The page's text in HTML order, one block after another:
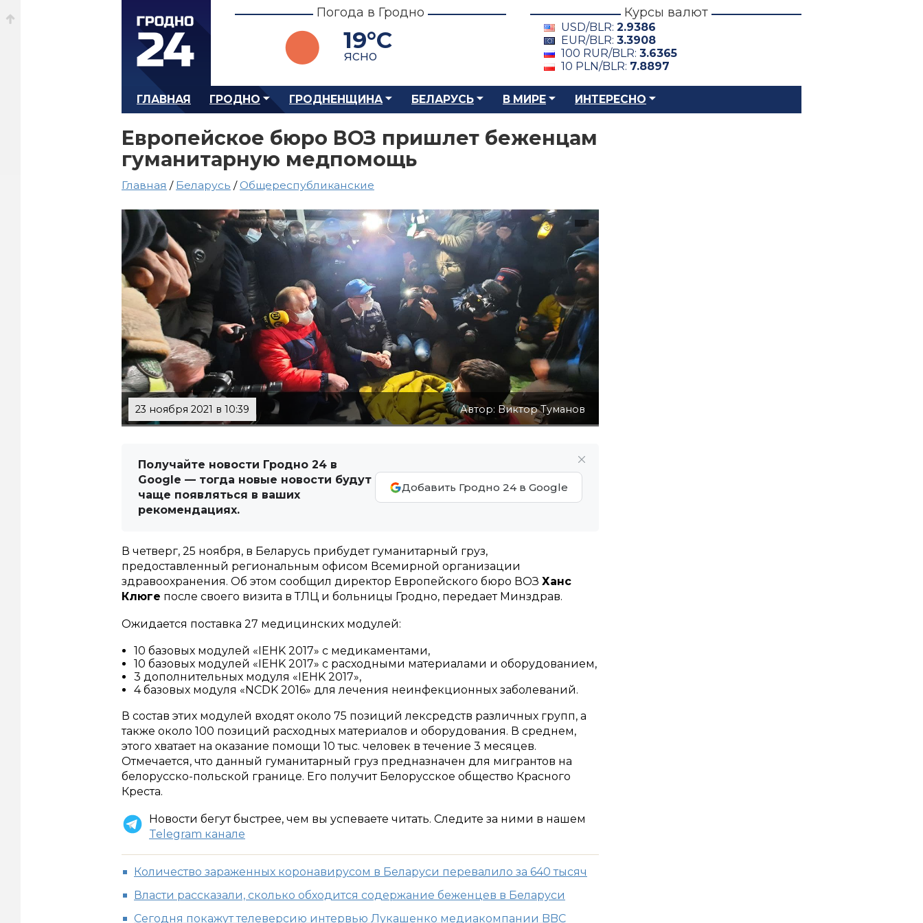
Погода в Гродно
19°C
ясно
Курсы валют
USD/BLR: 2.9386
EUR/BLR: 3.3908
100 RUR/BLR: 3.6365
10 PLN/BLR: 7.8897
ГЛАВНАЯ ГРОДНО ГРОДНЕНЩИНА БЕЛАРУСЬ В МИРЕ ИНТЕРЕСНО
Европейское бюро ВОЗ пришлет беженцам
гуманитарную медпомощь
Главная / Беларусь /Общереспубликанские
23 ноября 2021 в 10:39 Автор: Виктор Туманов
Получайте новости Гродно 24 в
Google — тогда новые новости будут
чаще появляться в ваших
рекомендациях.
Добавить Гродно 24 в Google
В четверг, 25 ноября, в Беларусь прибудет гуманитарный груз,
предоставленный региональным офисом Всемирной организации
здравоохранения. Об этом сообщил директор Европейского бюро ВОЗ Ханс
Клюге после своего визита в ТЛЦ и больницы Гродно, передает Минздрав.
Ожидается поставка 27 медицинских модулей:
10 базовых модулей «IEHK 2017» с медикаментами,
10 базовых модулей «IEHK 2017» с расходными материалами и оборудованием,
3 дополнительных модуля «IEHK 2017»,
4 базовых модуля «NCDK 2016» для лечения неинфекционных заболеваний.
В состав этих модулей входят около 75 позиций лексредств различных групп, а
также около 100 позиций расходных материалов и оборудования. В среднем,
этого хватает на оказание помощи 10 тыс. человек в течение 3 месяцев.
Отмечается, что данный гуманитарный груз предназначен для мигрантов на
белорусско-польской границе. Его получит Белорусское общество Красного
Креста.
Новости бегут быстрее, чем вы успеваете читать. Следите за ними в нашем
Telegram канале
Количество зараженных коронавирусом в Беларуси перевалило за 640 тысяч
Власти рассказали, сколько обходится содержание беженцев в Беларуси
Сегодня покажут телеверсию интервью Лукашенко медиакомпании BBC